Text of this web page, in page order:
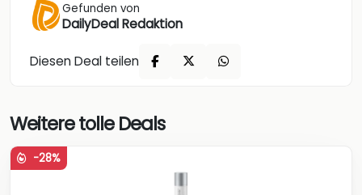
Gefunden von
DailyDeal Redaktion
Diesen Deal teilen
Weitere tolle Deals
-28%